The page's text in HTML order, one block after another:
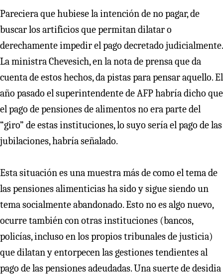
Pareciera que hubiese la intención de no pagar, de
buscar los artificios que permitan dilatar o
derechamente impedir el pago decretado judicialmente.
La ministra Chevesich, en la nota de prensa que da
cuenta de estos hechos, da pistas para pensar aquello. El
año pasado el superintendente de AFP habría dicho que
el pago de pensiones de alimentos no era parte del
“giro” de estas instituciones, lo suyo sería el pago de las
jubilaciones, habría señalado.
Esta situación es una muestra más de como el tema de
las pensiones alimenticias ha sido y sigue siendo un
tema socialmente abandonado. Esto no es algo nuevo,
ocurre también con otras instituciones (bancos,
policías, incluso en los propios tribunales de justicia)
que dilatan y entorpecen las gestiones tendientes al
pago de las pensiones adeudadas. Una suerte de desidia